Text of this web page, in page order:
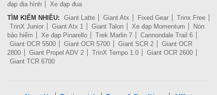
đạp địa hình
Xe đạp đua
TÌM KIẾM NHIỀU:
Giant Latte Giant Atx Fixed Gear
Trinx Free
TrinX Junior
Giant Atx 1 Giant Talon Xe đạp Momentum
Nón
bảo hiểm
Xe đạp Pinarello Trek Marlin 7
Cannondale Trail 6
Giant OCR 5500
Giant OCR 5700 Giant SCR 2
Giant OCR
2800
Giant Propel ADV 2 TrinX Tempo 1.0
Giant OCR 2600
Giant TCR 6700